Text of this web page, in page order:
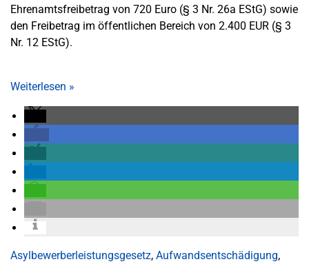
Ehrenamtsfreibetrag von 720 Euro (§ 3 Nr. 26a EStG) sowie
den Freibetrag im öffentlichen Bereich von 2.400 EUR (§ 3
Nr. 12 EStG).
Weiterlesen »
Asylbewerberleistungsgesetz, Aufwandsentschädigung,